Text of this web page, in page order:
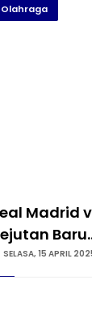
Olahraga
Madrid
SELASA, 15 APRIL